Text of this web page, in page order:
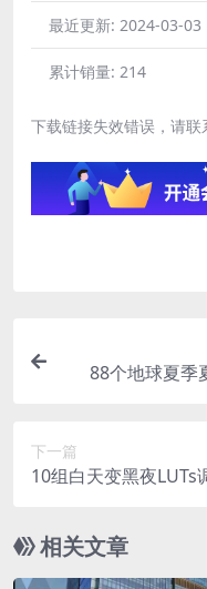
最近更新: 2024-03-03
累计销量: 214
下载链接失效错误，请
88个地球夏季
下一篇
10组白天变黑夜
相关文章